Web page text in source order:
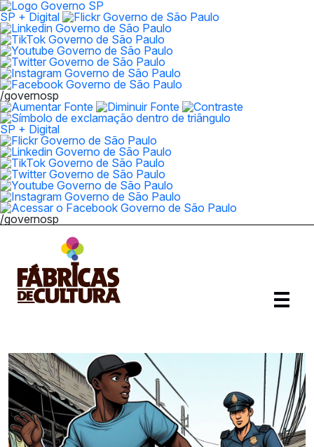
SP + Digital
/governosp
SP + Digital
/governosp